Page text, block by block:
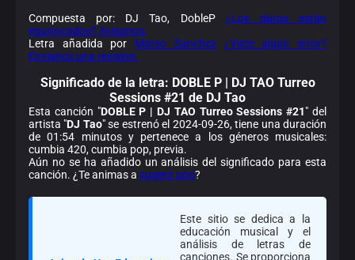
Compuesta por: DJ Tao, DobleP ¿Los datos están
equivocados? Avísanos.
Letra añadida por Mateo Sanchez
¿Viste algún error?
Envíanos una revisión.
Significado de la letra: DOBLE P | DJ TAO Turreo
Sessions #21 de DJ Tao
Esta canción "DOBLE P | DJ TAO Turreo Sessions #21" del
artista "DJ Tao" se estrenó el 2024-09-26, tiene una duración
de 01:54 minutos y pertenece a los géneros musicales:
cumbia 420, cumbia pop, previa.
Aún no se ha añadido un análisis del significado para esta
canción. ¿Te animas a sugerir uno?
Este sitio se dedica a la
educación musical y el
análisis de letras de
canciones. Se proporciona